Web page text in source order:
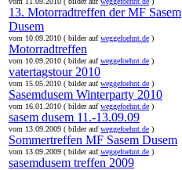
13. Motorradtreffen der MF Sasem
Dusem
vom 10.09.2010 ( bilder aufweggefoehnt.de )
Motorradtreffen
vom 10.09.2010 ( bilder aufweggefoehnt.de )
vatertagstour 2010
vom 15.05.2010 ( bilder aufweggefoehnt.de )
Sasemdusem Winterparty 2010
vom 16.01.2010 ( bilder aufweggefoehnt.de )
sasem dusem 11.-13.09.09
vom 13.09.2009 ( bilder aufweggefoehnt.de )
Sommertreffen MF Sasem Dusem
vom 13.09.2009 ( bilder aufweggefoehnt.de )
sasemdusem treffen 2009